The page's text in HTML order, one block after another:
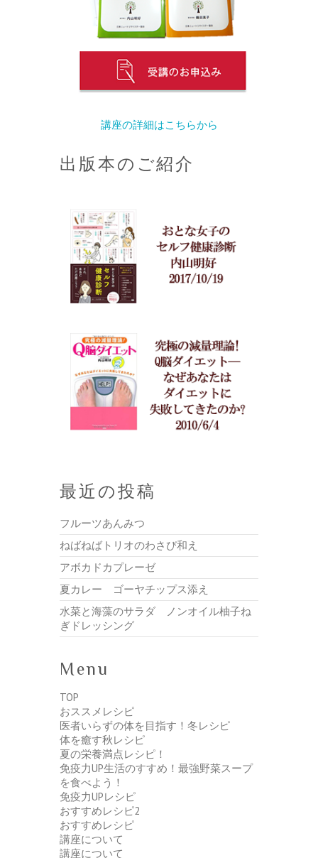
講座の詳細はこちらから
出版本のご紹介
最近の投稿
フルーツあんみつ
ねばねばトリオのわさび和え
アボカドカプレーゼ
夏カレー ゴーヤチップス添え
水菜と海藻のサラダ ノンオイル柚子ね
ぎドレッシング
Menu
TOP
おススメレシピ
医者いらずの体を目指す！冬レシピ
体を癒す秋レシピ
夏の栄養満点レシピ！
免疫力UP生活のすすめ！最強野菜スープ
を食べよう！
免疫力UPレシピ
おすすめレシピ2
おすすめレシピ
講座について
講座について